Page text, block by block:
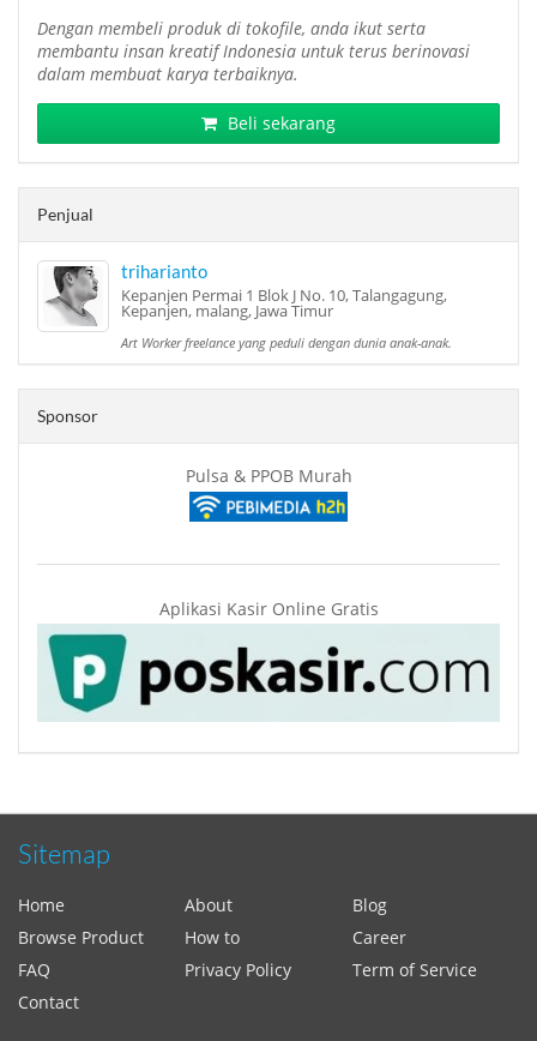
Dengan membeli produk di tokofile, anda ikut serta
membantu insan kreatif Indonesia untuk terus berinovasi
dalam membuat karya terbaiknya.
Beli sekarang
Penjual
triharianto
Kepanjen Permai 1 Blok J No. 10, Talangagung,
Kepanjen, malang, Jawa Timur
Art Worker freelance yang peduli dengan dunia anak-anak.
Sponsor
Pulsa & PPOB Murah
Aplikasi Kasir Online Gratis
Sitemap
Home About
Blog
Browse Product
How to
Career
FAQ
Privacy Policy
Term of Service
Contact